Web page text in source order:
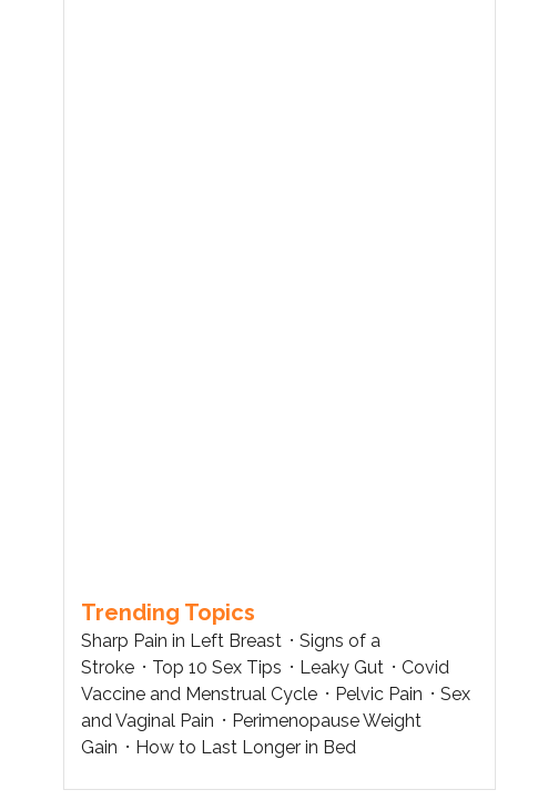
Trending Topics
Sharp Pain in Left Breast
Signs of a
Stroke
Top 10 Sex Tips Leaky Gut
Covid
Vaccine and Menstrual Cycle
Pelvic Pain
Sex
and Vaginal Pain
Perimenopause Weight
Gain
How to Last Longer in Bed